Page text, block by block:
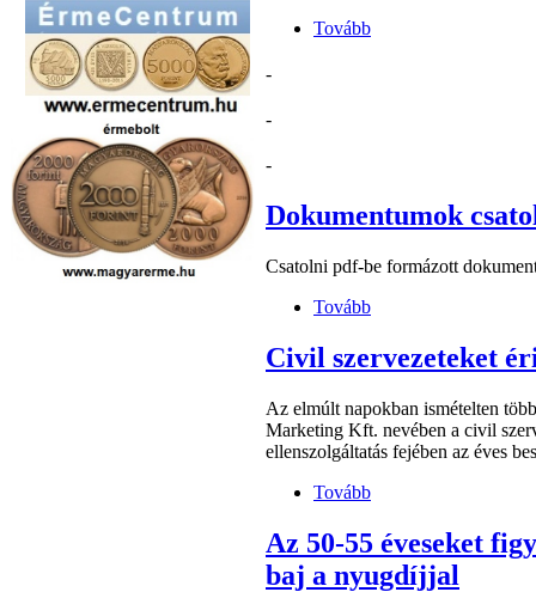
Tovább
-
-
-
Dokumentumok
Csatolni pdf-be formázott
Tovább
Civil szervezeteket
Az elmúlt napokban ismételten
Marketing Kft. nevében a civil
ellenszolgáltatás fejében az éves
Tovább
Az 50-55 éveseket
baj a nyugdíjjal